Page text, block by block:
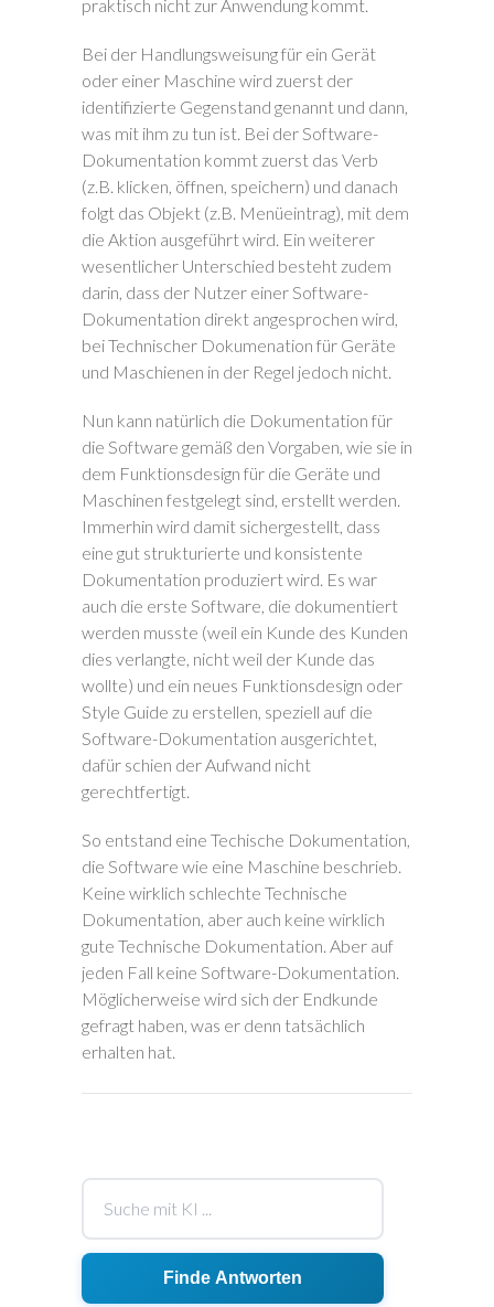
praktisch nicht zur Anwendung kommt.
Bei der Handlungsweisung für ein Gerät
oder einer Maschine wird zuerst der
identifizierte Gegenstand genannt und dann,
was mit ihm zu tun ist. Bei der Software-
Dokumentation kommt zuerst das Verb
(z.B. klicken, öffnen, speichern) und danach
folgt das Objekt (z.B. Menüeintrag), mit dem
die Aktion ausgeführt wird. Ein weiterer
wesentlicher Unterschied besteht zudem
darin, dass der Nutzer einer Software-
Dokumentation direkt angesprochen wird,
bei Technischer Dokumenation für Geräte
und Maschienen in der Regel jedoch nicht.
Nun kann natürlich die Dokumentation für
die Software gemäß den Vorgaben, wie sie in
dem Funktionsdesign für die Geräte und
Maschinen festgelegt sind, erstellt werden.
Immerhin wird damit sichergestellt, dass
eine gut strukturierte und konsistente
Dokumentation produziert wird. Es war
auch die erste Software, die dokumentiert
werden musste (weil ein Kunde des Kunden
dies verlangte, nicht weil der Kunde das
wollte) und ein neues Funktionsdesign oder
Style Guide zu erstellen, speziell auf die
Software-Dokumentation ausgerichtet,
dafür schien der Aufwand nicht
gerechtfertigt.
So entstand eine Techische Dokumentation,
die Software wie eine Maschine beschrieb.
Keine wirklich schlechte Technische
Dokumentation, aber auch keine wirklich
gute Technische Dokumentation. Aber auf
jeden Fall keine Software-Dokumentation.
Möglicherweise wird sich der Endkunde
gefragt haben, was er denn tatsächlich
erhalten hat.
Finde Antworten